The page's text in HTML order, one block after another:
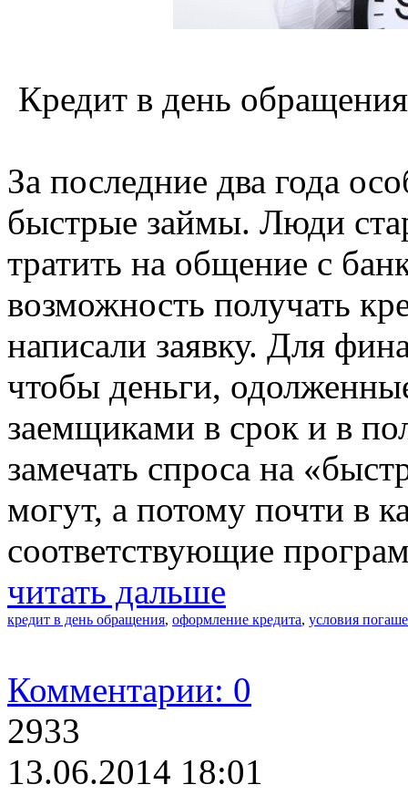
Кредит в день
За последние два года
быстрые займы. Люди
тратить на общение с
возможность получать
написали заявку. Для
чтобы деньги,
заемщиками в срок и в
замечать спроса на
могут, а потому почти в
соответствующие
читать дальше
кредит в день обращения, оформление кредита, условия
Комментарии: 0
2933
13.06.2014 18:01